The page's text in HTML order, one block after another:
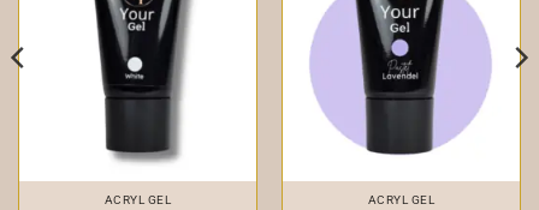
ACRYL GEL ACRYL GEL